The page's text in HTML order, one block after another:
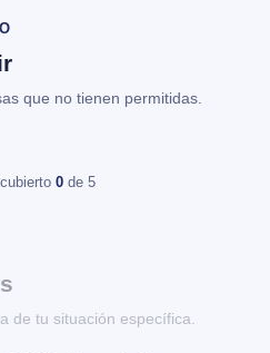
que no tienen permitidas.
0 de 5
de tu situación específica.